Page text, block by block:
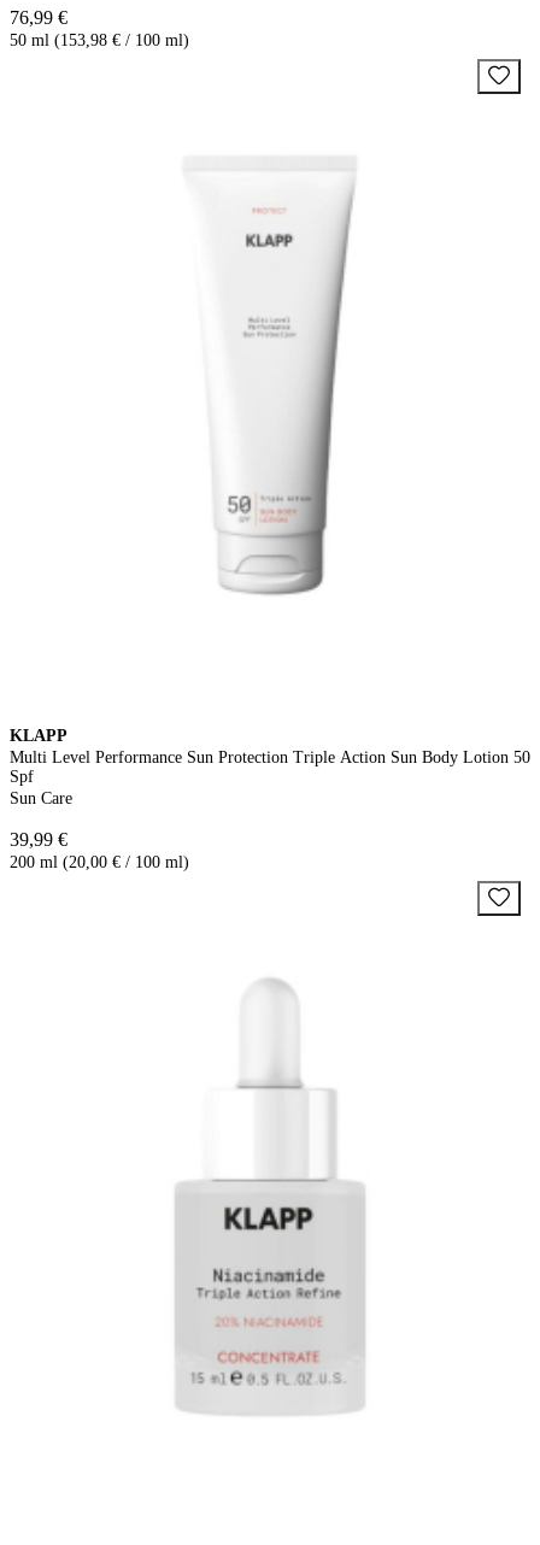
76,99 €
50 ml (153,98 € / 100 ml)
KLAPP
Multi Level Performance Sun Protection Triple Action Sun Body Lotion 50
Spf
Sun Care
39,99 €
200 ml (20,00 € / 100 ml)